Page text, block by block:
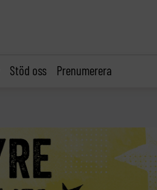
Stöd oss Prenumerera